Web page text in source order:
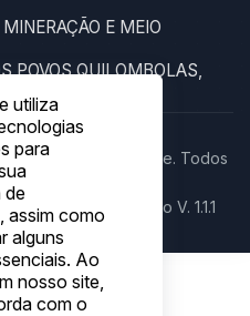
E MEIO
POVOS QUILOMBOLAS,
da Natividade. Todos
Administração V. 1.1.1
utiliza
para
de
assim como
alguns
Ao
nosso site,
com o